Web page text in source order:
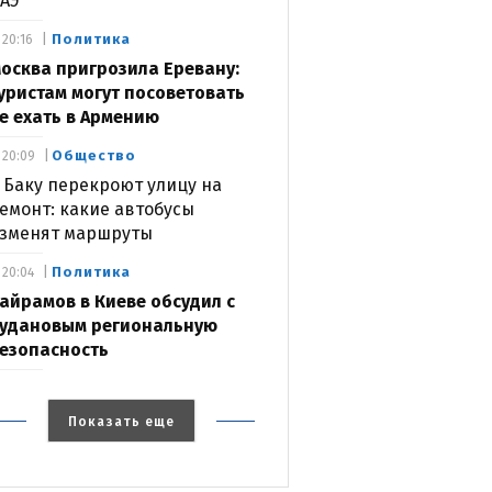
Политика
пригрозила Еревану:
могут посоветовать
ехать в Армению
20:16
Общество
Баку перекроют улицу на
какие автобусы
маршруты
20:09
Политика
в Киеве обсудил с
региональную
20:04
Показать еще